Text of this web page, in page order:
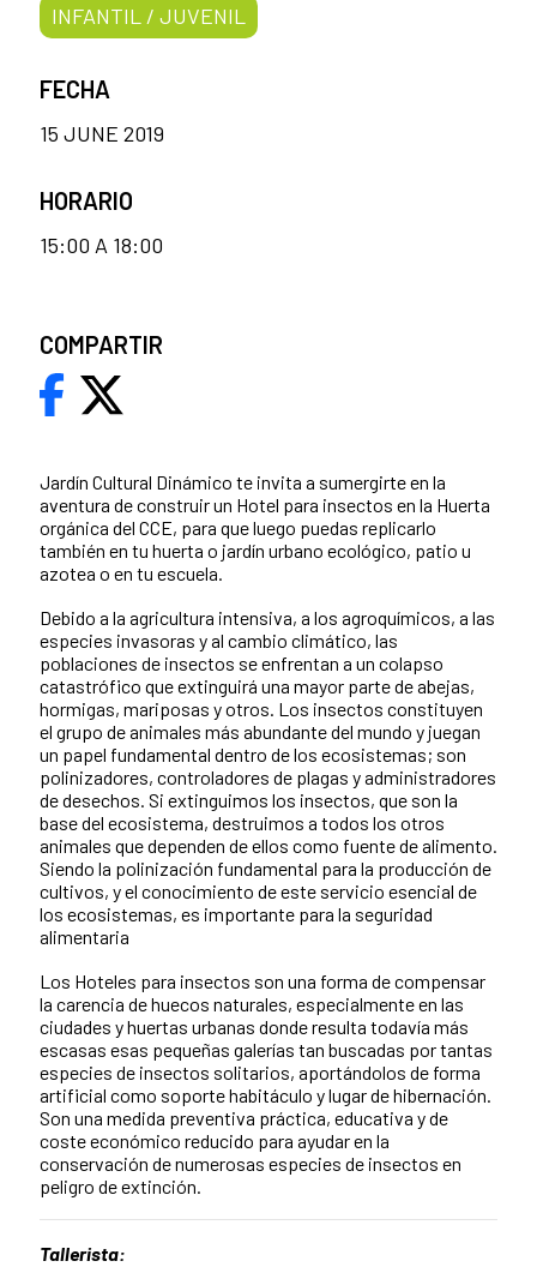
Jardín Cultural Dinámico te invita a sumergirte en la
aventura de construir un Hotel para insectos en la Huerta
orgánica del CCE, para que luego puedas replicarlo
también en tu huerta o jardín urbano ecológico, patio u
azotea o en tu escuela.
Debido a la agricultura intensiva, a los agroquímicos, a las
especies invasoras y al cambio climático, las
poblaciones de insectos se enfrentan a un colapso
catastrófico que extinguirá una mayor parte de abejas,
hormigas, mariposas y otros. Los insectos constituyen
el grupo de animales más abundante del mundo y juegan
un papel fundamental dentro de los ecosistemas; son
polinizadores, controladores de plagas y administradores
de desechos. Si extinguimos los insectos, que son la
base del ecosistema, destruimos a todos los otros
animales que dependen de ellos como fuente de alimento.
Siendo la polinización fundamental para la producción de
cultivos, y el conocimiento de este servicio esencial de
los ecosistemas, es importante para la seguridad
alimentaria
Los Hoteles para insectos son una forma de compensar
la carencia de huecos naturales, especialmente en las
ciudades y huertas urbanas donde resulta todavía más
escasas esas pequeñas galerías tan buscadas por tantas
especies de insectos solitarios, aportándolos de forma
artificial como soporte habitáculo y lugar de hibernación.
Son una medida preventiva práctica, educativa y de
coste económico reducido para ayudar en la
conservación de numerosas especies de insectos en
peligro de extinción.
Tallerista:
INFANTIL / JUVENIL
FECHA
15 JUNE 2019
HORARIO
15:00 A 18:00
COMPARTIR